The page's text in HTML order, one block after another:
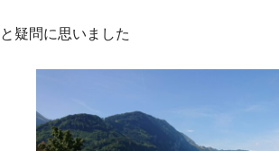
と疑問に思いました